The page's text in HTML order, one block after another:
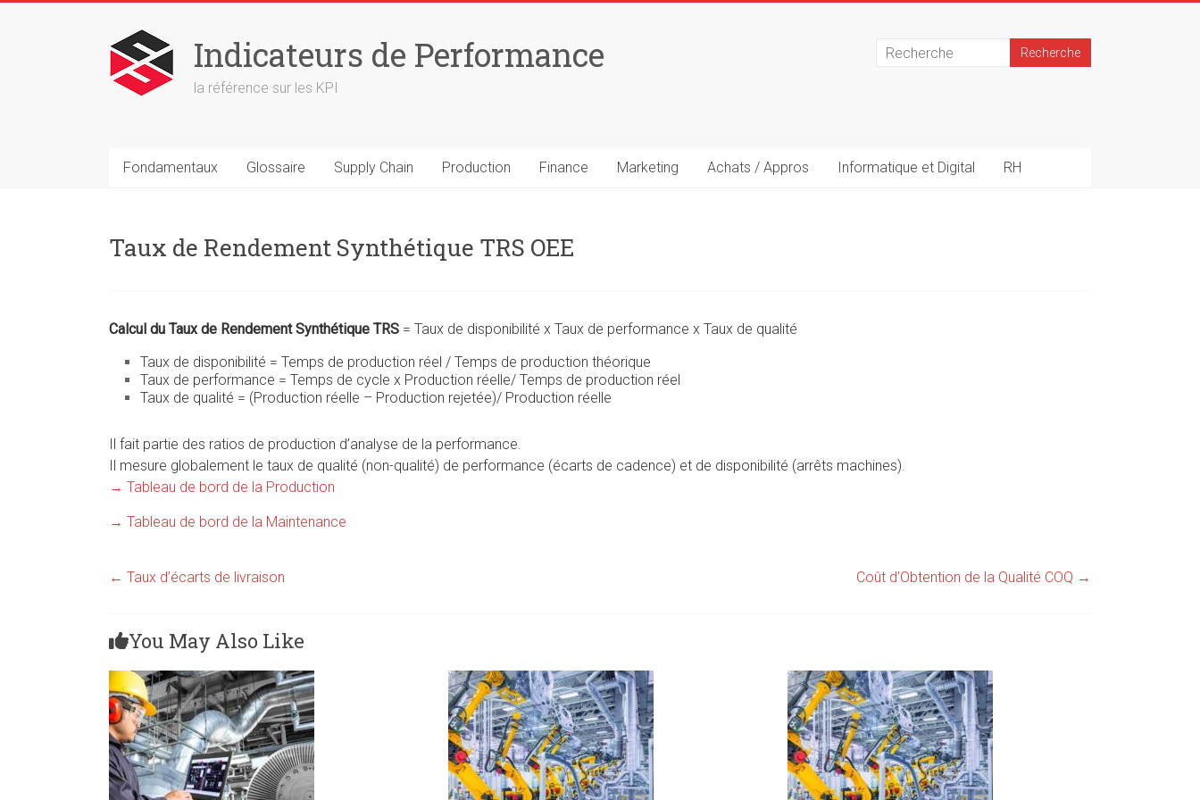
Indicateurs de Performance
la référence sur les KPI
Fondamentaux Glossaire Supply Chain Production Finance Marketing Achats / Appros Informatique et Digital RH
Taux de Rendement Synthétique TRS OEE
Calcul du Taux de Rendement Synthétique TRS = Taux de disponibilité x Taux de performance x Taux de qualité
Taux de disponibilité = Temps de production réel / Temps de production théorique
Taux de performance = Temps de cycle x Production réelle/ Temps de production réel
Taux de qualité = (Production réelle – Production rejetée)/ Production réelle
Il fait partie des ratios de production d’analyse de la performance.
Il mesure globalement le taux de qualité (non-qualité) de performance (écarts de cadence) et de disponibilité (arrêts machines).
→ Tableau de bord de la Production
→ Tableau de bord de la Maintenance
← Taux d’écarts de livraison Coût d’Obtention de la Qualité COQ →
You May Also Like